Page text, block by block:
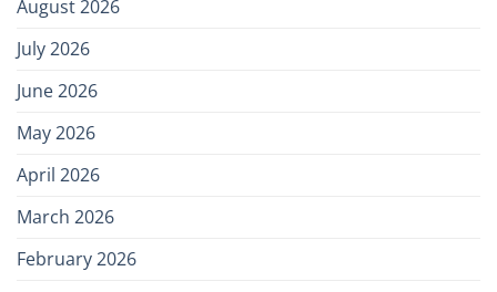
August 2026
July 2026
June 2026
May 2026
April 2026
March 2026
February 2026